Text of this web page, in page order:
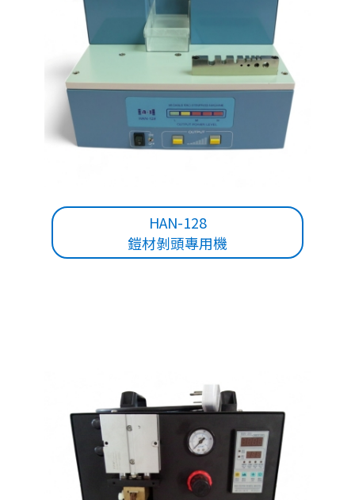
HAN-128
鎧材剝頭專用機